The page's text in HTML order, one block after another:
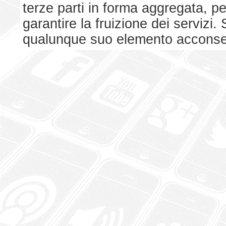
terze parti in forma aggregata,
garantire la fruizione dei servizi.
qualunque suo elemento